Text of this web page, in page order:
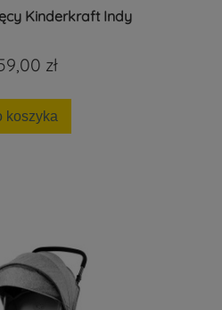
Kinderkraft Indy
zł
koszyka